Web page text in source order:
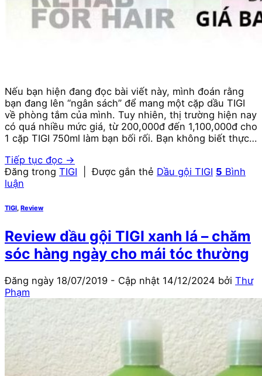
Nếu bạn hiện đang đọc bài viết này, mình đoán rằng
bạn đang lên “ngân sách” để mang một cặp dầu TIGI
về phòng tắm của mình. Tuy nhiên, thị trường hiện nay
có quá nhiều mức giá, từ 200,000đ đến 1,100,000đ cho
1 cặp TIGI 750ml làm bạn bối rối. Bạn không biết thực…
Tiếp tục đọc →
Đăng trong TIGI Được gắn thẻ Dầu gội TIGI 5 Bình
luận
TIGI, Review
Review dầu gội TIGI xanh lá – chăm
sóc hàng ngày cho mái tóc thường
Đăng ngày 18/07/2019 - Cập nhật 14/12/2024 bởi Thư
Phạm